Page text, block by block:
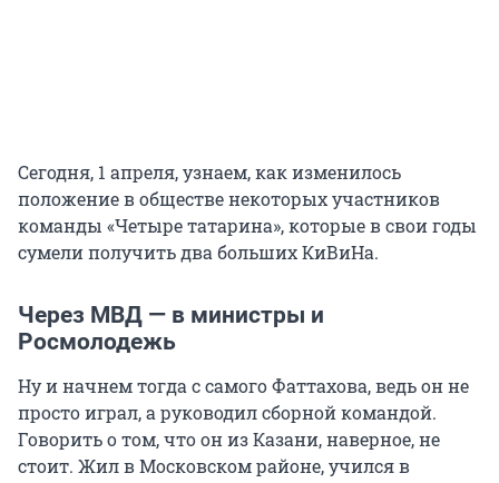
Сегодня, 1 апреля, узнаем, как изменилось
положение в обществе некоторых участников
команды «Четыре татарина», которые в свои годы
сумели получить два больших КиВиНа.
Через МВД — в министры и
Росмолодежь
Ну и начнем тогда с самого Фаттахова, ведь он не
просто играл, а руководил сборной командой.
Говорить о том, что он из Казани, наверное, не
стоит. Жил в Московском районе, учился в